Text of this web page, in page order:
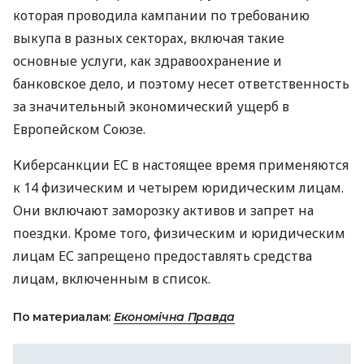
которая проводила кампании по требованию
выкупа в разных секторах, включая такие
основные услуги, как здравоохранение и
банковское дело, и поэтому несет ответственность
за значительный экономический ущерб в
Европейском Союзе.
Киберсанкции ЕС в настоящее время применяются
к 14 физическим и четырем юридическим лицам.
Они включают заморозку активов и запрет на
поездки. Кроме того, физическим и юридическим
лицам ЕС запрещено предоставлять средства
лицам, включенным в список.
По материалам: Економічна Правда